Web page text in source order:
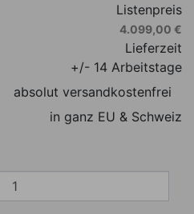
Listenpreis
4.099,00 €
Lieferzeit
+/- 14 Arbeitstage
absolut versandkostenfrei
in ganz EU & Schweiz